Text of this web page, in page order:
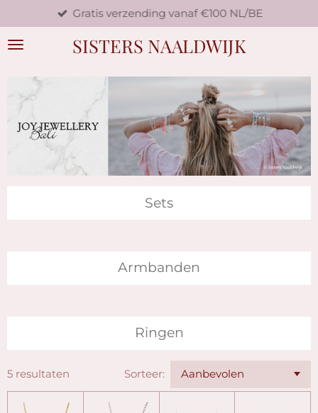
direct
naar
hoofdinhoud
SISTERS NAALDWIJK
Gratis verzending vanaf €100 NL/BE
Sets
Armbanden
Ringen
5 resultaten Sorteer: